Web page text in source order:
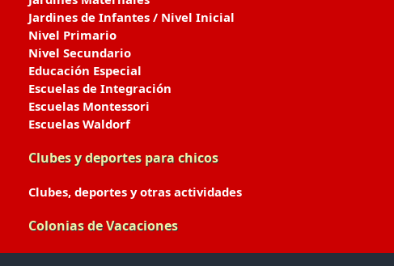
Jardines de Infantes / Nivel Inicial
Nivel Primario
Nivel Secundario
Educación Especial
Escuelas de Integración
Escuelas Montessori
Escuelas Waldorf
Clubes y deportes para chicos
Clubes, deportes y otras actividades
Colonias de Vacaciones